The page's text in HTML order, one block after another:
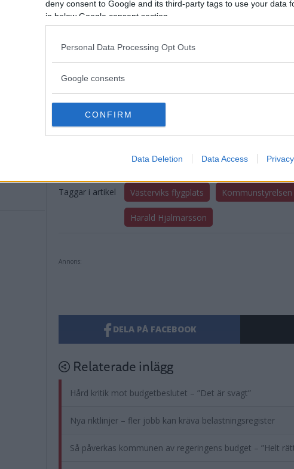
deny consent to Google and its third-party tags to use your data
in below Google consent section.
Personal Data Processing Opt Outs
Google consents
CONFIRM
Data Deletion Data Access
Kommunen har velat ersätta fastighetsägarna som
kunnat komma överens. Ytan som kommunen vill ha
Annons:
Taggar i artikel Västerviks flygplats
Harald Hjalmarsson
Annons:
DELA PÅ FACEBOOK
Relaterade inlägg
Hård kritik mot budgetbeslutet – ”Det är svagt”
Nya riktlinjer – fler jobb kan kräva belastningsregister
Så påverkas kommunen av regeringens budget – ”Helt